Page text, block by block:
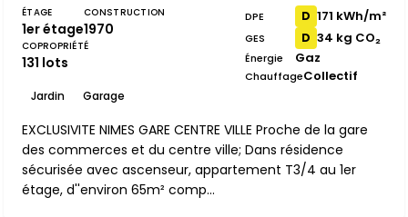
ÉTAGE
1er étage
CONSTRUCTION
1970
COPROPRIÉTÉ
131 lots
Jardin Garage
DPE D 171 kWh/m²
GES D 34 kg CO₂
Énergie Gaz
ChauffageCollectif
EXCLUSIVITE NIMES GARE CENTRE VILLE Proche de la gare
des commerces et du centre ville; Dans résidence
sécurisée avec ascenseur, appartement T3/4 au 1er
étage, d''environ 65m² comp...